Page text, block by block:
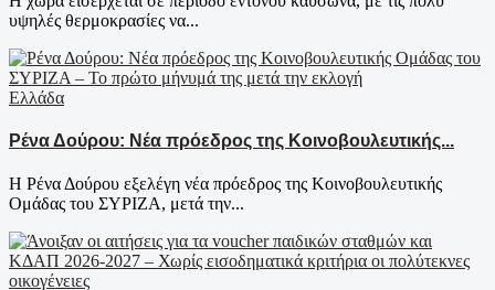
υψηλές θερμοκρασίες να...
Ελλάδα
Ρένα Δούρου: Νέα πρόεδρος της Κοινοβουλευτικής...
Η Ρένα Δούρου εξελέγη νέα πρόεδρος της Κοινοβουλευτικής
Ομάδας του ΣΥΡΙΖΑ, μετά την...